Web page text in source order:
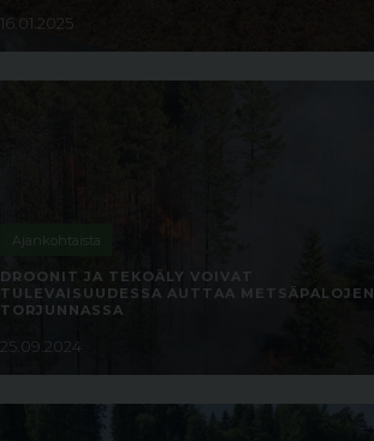
16.01.2025
Ajankohtaista
DROONIT JA TEKOÄLY VOIVAT
TULEVAISUUDESSA AUTTAA METSÄPALOJEN
TORJUNNASSA
25.09.2024